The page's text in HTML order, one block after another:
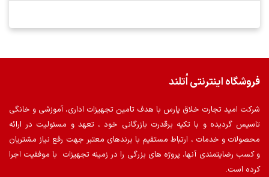
فروشگاه اینترنتی اُتلند
شرکت امید تجارت خلاق پارس با هدف تامین تجهیزات اداری، آموزشی و خانگی
تاسیس گردیده و با تکیه برقدرت بازرگانی خود ، تعهد و مسئولیت در ارائه
محصولات و خدمات ، ارتباط مستقیم با برندهای معتبر جهت رفع نیاز مشتریان
و کسب رضایتمندی آنها، پروژه های بزرگی را در زمینه تجهیزات با موفقیت اجرا
کرده است.